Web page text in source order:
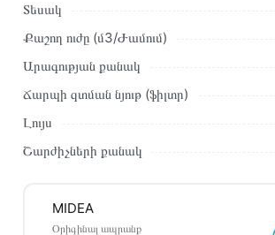
Այս ապրանքը գնելու համար սեղմեք
զամբյուղին»կամ սեղմեք
Կարող եք նաև պատվիրել՝ զանգահարելով
կոնտակտային համարներին։
Կայքում տվյալ ապրանքի՝ Ներկառուցվող
Պահարան MIDEA MH60I370B առաքման
Տեսակ
Քաշող ուժը (մ3/Ժամում)
Արագության քանակ
Ճարպի զտման նյութ (ֆիլտր)
Լույս
Շարժիչների քանակ
MIDEA
Օրիգինալ ապրանք